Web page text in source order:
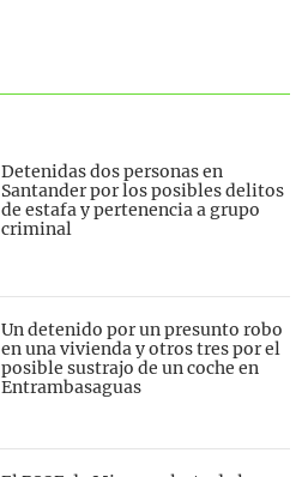
Detenidas dos personas en
Santander por los posibles delitos
de estafa y pertenencia a grupo
criminal
Un detenido por un presunto robo
en una vivienda y otros tres por el
posible sustrajo de un coche en
Entrambasaguas